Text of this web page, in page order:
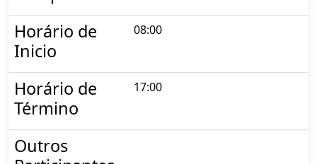
Horário de
Inicio
08:00
Horário de
Término
17:00
Outros